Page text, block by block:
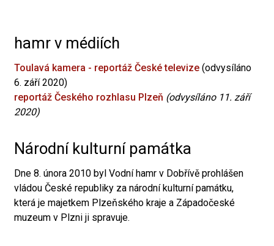
hamr v médiích
Toulavá kamera - reportáž České televize (odvysíláno
6. září 2020)
reportáž Českého rozhlasu Plzeň (odvysíláno 11. září
2020)
Národní kulturní památka
Dne 8. února 2010 byl Vodní hamr v Dobřívě prohlášen
vládou České republiky za národní kulturní památku,
která je majetkem Plzeňského kraje a Západočeské
muzeum v Plzni ji spravuje.